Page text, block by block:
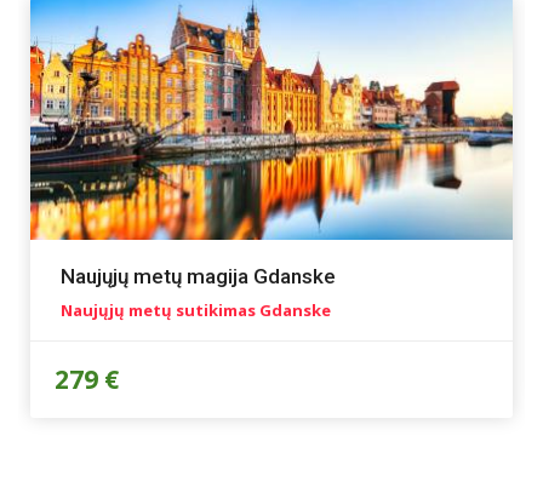
Naujųjų metų magija Gdanske
Naujųjų metų sutikimas Gdanske
279 €